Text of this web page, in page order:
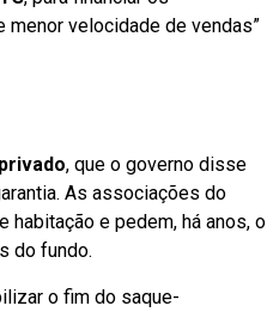
menor velocidade de vendas”
, que o governo disse
As associações do
e pedem, há anos, o
do fundo.
o fim do saque-